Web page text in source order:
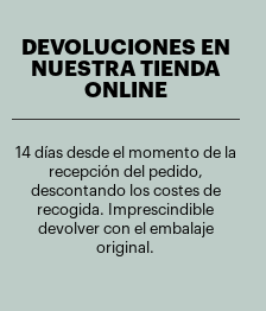
DEVOLUCIONES EN
NUESTRA TIENDA
ONLINE
14 días desde el momento de la
recepción del pedido,
descontando los costes de
recogida. Imprescindible
devolver con el embalaje
original.